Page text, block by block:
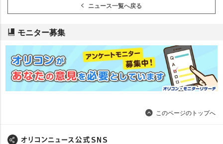
ニュース一覧へ戻る
モニター募集
このページのトップへ